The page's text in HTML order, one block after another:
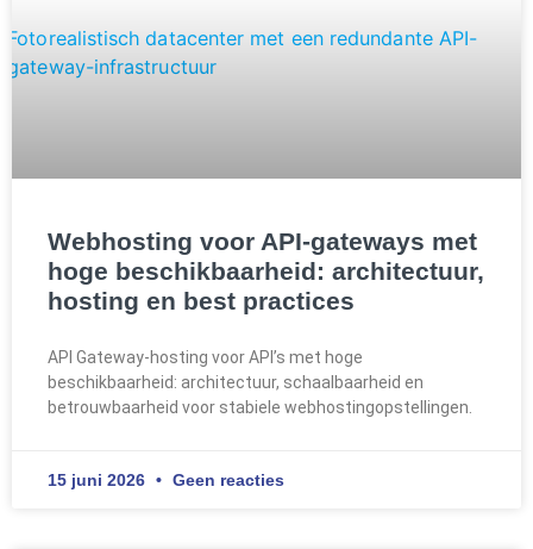
Webhosting voor API-gateways met
hoge beschikbaarheid: architectuur,
hosting en best practices
API Gateway-hosting voor API’s met hoge
beschikbaarheid: architectuur, schaalbaarheid en
betrouwbaarheid voor stabiele webhostingopstellingen.
15 juni 2026 Geen reacties